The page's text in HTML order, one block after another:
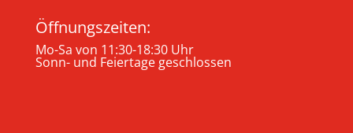
Öffnungszeiten:
Mo-Sa von 11:30-18:30 Uhr
Sonn- und Feiertage geschlossen